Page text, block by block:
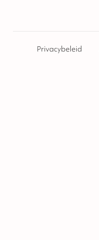
Privacybeleid